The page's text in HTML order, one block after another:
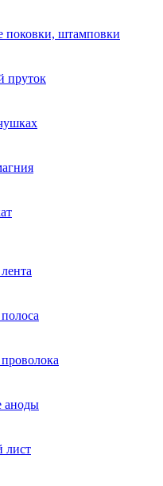
поковки, штамповки
пруток
аноды
лист